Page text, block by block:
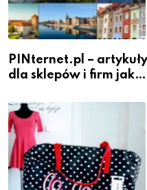
PINternet.pl – artykuły
dla sklepów i firm jako
widoczność